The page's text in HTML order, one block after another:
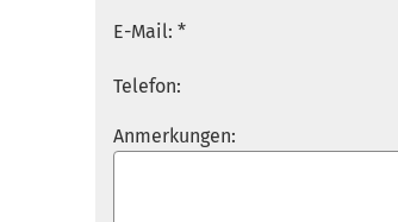
E-Mail: *
Telefon:
Anmerkungen: